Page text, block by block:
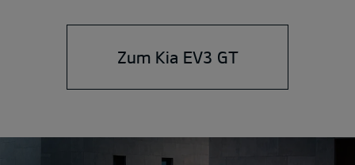
Zum Kia EV3 GT